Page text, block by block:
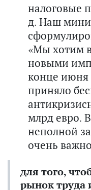
налоговые
д. Наш
«Мы хотим
новыми
конце июня
приняло
млрд евро.
неполной
очень
для того,
рынок труда